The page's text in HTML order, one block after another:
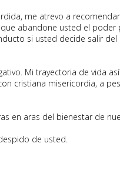
me atrevo a
abandone usted el poder
si usted decide salir
Mi trayectoria de vida
cristiana misericordia, a
en aras del bienestar de
de usted.